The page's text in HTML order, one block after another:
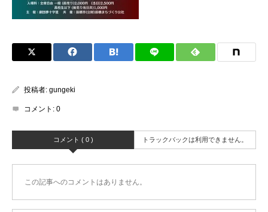
投稿者: gungeki
コメント: 0
コメント ( 0 ) トラックバックは利用できません。
この記事へのコメントはありません。